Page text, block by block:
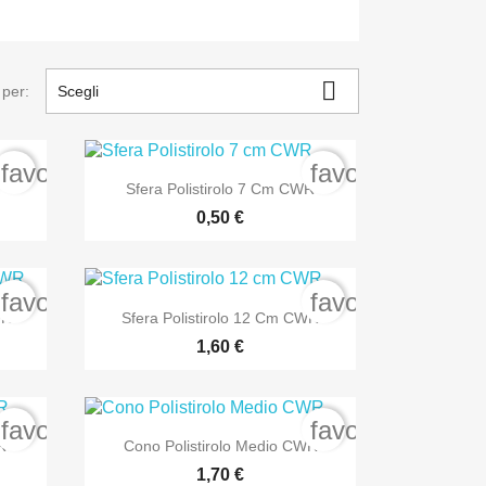
Scegli 
favorite_border  Anteprima
Sfera Polistirolo 7 Cm CWR
0,50 €
favorite_border
favorite_border  Anteprima
Sfera Polistirolo 12 Cm CWR
1,60 €
favorite_border
favorite_border  Anteprima
Cono Polistirolo Medio CWR
1,70 €
favorite_border